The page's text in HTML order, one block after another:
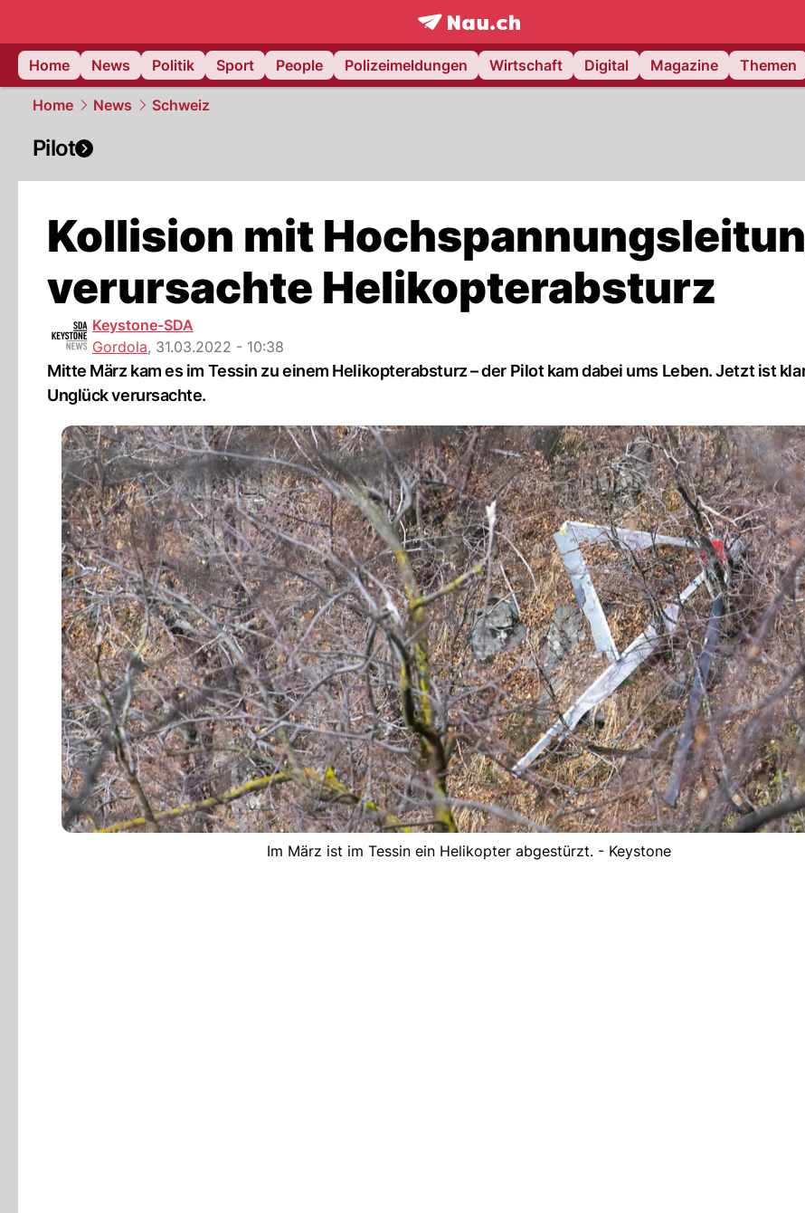
frontpage.NAU.ch
Home
News Politik Sport People Polizeimeldungen Wirtschaft Digital Magazine Themen
Home News Schweiz
Pilot
Kollision mit
verursachte Helikopterabsturz
Keystone-SDA
Gordola, 31.03.2022 - 10:38
Mitte März kam es im Tessin zu einem Helikopterabsturz – der Pilot kam dabei ums Leben. Jetzt ist
Unglück verursachte.
Im März ist im Tessin ein Helikopter abgestürzt. - Keystone